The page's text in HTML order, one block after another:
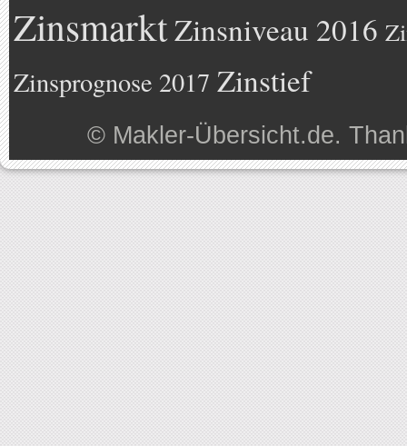
ZinsmarktZinsniveau 2016
Zinsprognose 2017 Zinstief
© Makler-Übersicht.de.